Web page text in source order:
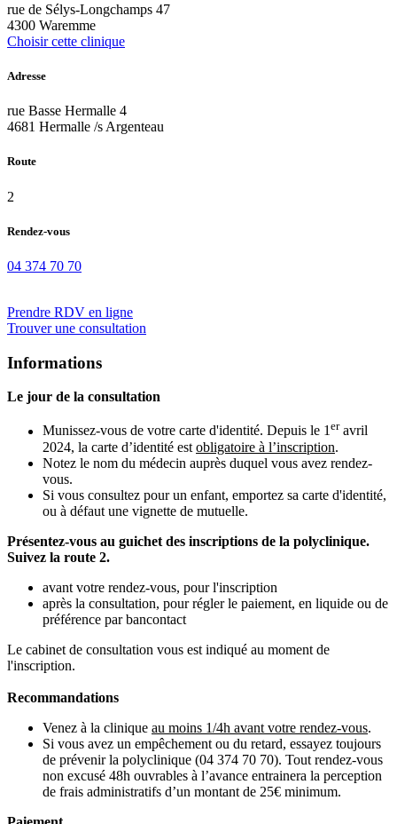
rue de Sélys-Longchamps 47
4300 Waremme
Choisir cette clinique
Adresse
rue Basse Hermalle 4
4681 Hermalle /s Argenteau
Route
2
Rendez-vous
04 374 70 70
Prendre RDV en ligne
Trouver une consultation
Informations
Le jour de la consultation
Munissez-vous de votre carte d'identité. Depuis le 1eravril
2024, la carte d’identité est obligatoire à l’inscription.
Notez le nom du médecin auprès duquel vous avez rendez-
vous.
Si vous consultez pour un enfant, emportez sa carte d'identité,
ou à défaut une vignette de mutuelle.
Présentez-vous au guichet des inscriptions de la polyclinique.
Suivez la route 2.
avant votre rendez-vous, pour l'inscription
après la consultation, pour régler le paiement, en liquide ou de
préférence par bancontact
Le cabinet de consultation vous est indiqué au moment de
l'inscription.
Recommandations
Venez à la clinique au moins 1/4h avant votre rendez-vous.
Si vous avez un empêchement ou du retard, essayez toujours
de prévenir la polyclinique (04 374 70 70). Tout rendez-vous
non excusé 48h ouvrables à l’avance entrainera la perception
de frais administratifs d’un montant de 25€ minimum.